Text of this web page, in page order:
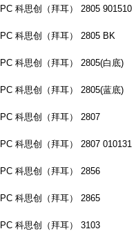
PC 科思创（拜耳） 2805 901510
PC 科思创（拜耳） 2805 BK
PC 科思创（拜耳） 2805(白底)
PC 科思创（拜耳） 2805(蓝底)
PC 科思创（拜耳） 2807
PC 科思创（拜耳） 2807 010131
PC 科思创（拜耳） 2856
PC 科思创（拜耳） 2865
PC 科思创（拜耳） 3103